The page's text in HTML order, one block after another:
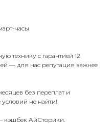
часы
технику с гарантией 12
— для нас репутация важнее
без переплат и
условий не найти!
кэшбек АйСторики.